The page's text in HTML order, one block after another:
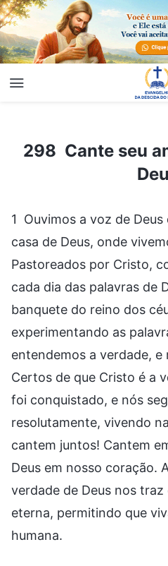
298 Cante seu amor sincere por
298 Cante seu
1 Ouvimos a voz de
casa de Deus, onde
Pastoreados por Cristo,
cada dia das palavras de
banquete do reino dos
experimentando as
entendemos a verdade, e
Certos de que Cristo é a
foi conquistado, e nós
resolutamente, vivendo
cantem juntos! Cantem
Deus em nosso coração.
verdade de Deus nos
eterna, permitindo que
humana.